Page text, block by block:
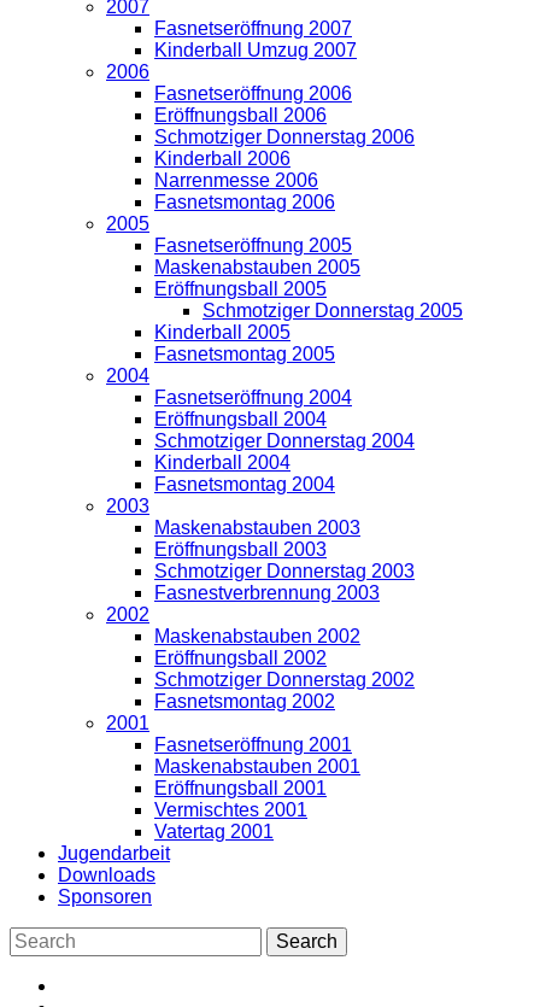
2007
Fasnetseröffnung 2007
Kinderball Umzug 2007
2006
Fasnetseröffnung 2006
Eröffnungsball 2006
Schmotziger Donnerstag 2006
Kinderball 2006
Narrenmesse 2006
Fasnetsmontag 2006
2005
Fasnetseröffnung 2005
Maskenabstauben 2005
Eröffnungsball 2005
Schmotziger Donnerstag 2005
Kinderball 2005
Fasnetsmontag 2005
2004
Fasnetseröffnung 2004
Eröffnungsball 2004
Schmotziger Donnerstag 2004
Kinderball 2004
Fasnetsmontag 2004
2003
Maskenabstauben 2003
Eröffnungsball 2003
Schmotziger Donnerstag 2003
Fasnestverbrennung 2003
2002
Maskenabstauben 2002
Eröffnungsball 2002
Schmotziger Donnerstag 2002
Fasnetsmontag 2002
2001
Fasnetseröffnung 2001
Maskenabstauben 2001
Eröffnungsball 2001
Vermischtes 2001
Vatertag 2001
Jugendarbeit
Downloads
Sponsoren